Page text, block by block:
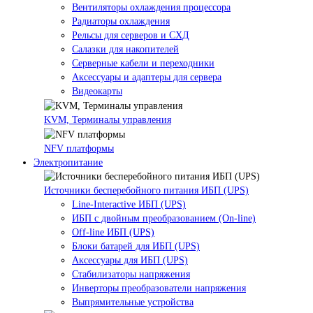
Вентиляторы охлаждения процессора
Радиаторы охлаждения
Рельсы для серверов и СХД
Салазки для накопителей
Серверные кабели и переходники
Аксессуары и адаптеры для сервера
Видеокарты
KVM, Терминалы управления
NFV платформы
Электропитание
Источники бесперебойного питания ИБП (UPS)
Line-Interactive ИБП (UPS)
ИБП с двойным преобразованием (On-line)
Off-line ИБП (UPS)
Блоки батарей для ИБП (UPS)
Аксессуары для ИБП (UPS)
Стабилизаторы напряжения
Инверторы преобразователи напряжения
Выпрямительные устройства